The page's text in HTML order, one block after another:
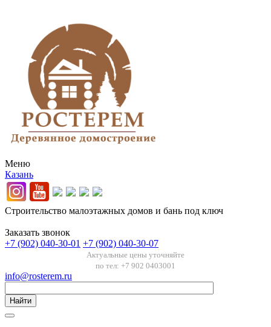
Меню
Казань
Строительство малоэтажных домов и бань под ключ
Заказать звонок
+7 (902) 040-30-01 +7 (902) 040-30-07
Актуальные цены уточняйте
по тел: +7 902 0403001
info@rosterem.ru
Найти